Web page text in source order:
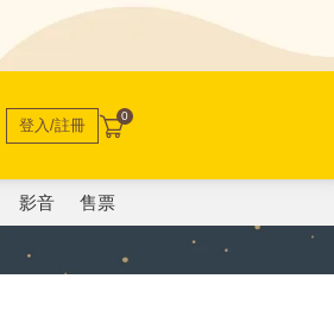
登入/註冊 0
影音 售票